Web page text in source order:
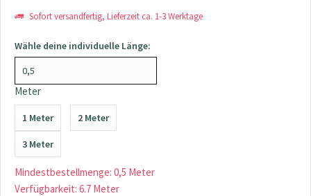
Sofort versandfertig, Lieferzeit ca. 1-3 Werktage
Wähle deine individuelle Länge:
Meter
1 Meter 2 Meter
3 Meter
Mindestbestellmenge: 0,5 Meter
Verfügbarkeit: 6.7 Meter